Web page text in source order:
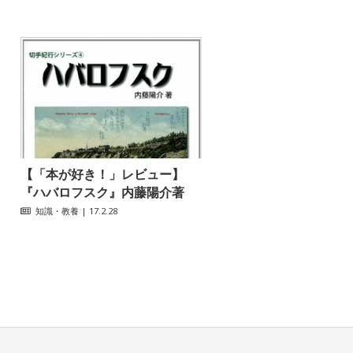
【「本が好き！」レビュー】
『ハバロフスク』内藤陽介著
知識・教養 | 17.2.28